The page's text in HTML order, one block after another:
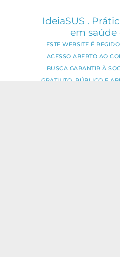
IdeiaSUS .
em saúde
ESTE WEBSITE É
ACESSO ABERTO AO
BUSCA GARANTIR À
GRATUITO, PÚBLICO E